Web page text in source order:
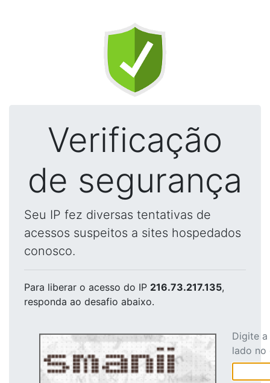
Verificação
de segurança
Seu IP fez diversas tentativas de
acessos suspeitos a sites hospedados
conosco.
Para liberar o acesso do IP 216.73.217.135,
responda ao desafio abaixo.
Digite
lado no